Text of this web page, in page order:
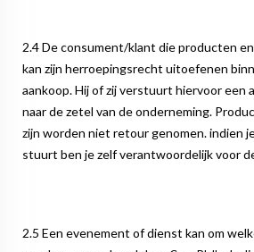
2.4 De consument/klant die producten
kan zijn herroepingsrecht uitoefenen
aankoop. Hij of zij verstuurt hiervoor een
naar de zetel van de onderneming.
zijn worden niet retour genomen. indien
stuurt ben je zelf verantwoordelijk voor
2.5 Een evenement of dienst kan om